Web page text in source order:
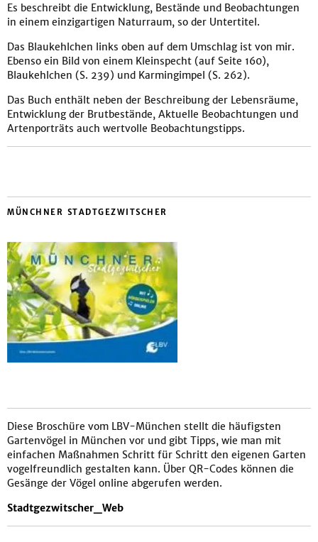
Es beschreibt die Entwicklung, Bestände und Beobachtungen
in einem einzigartigen Naturraum, so der Untertitel.
Das Blaukehlchen links oben auf dem Umschlag ist von mir.
Ebenso ein Bild von einem Kleinspecht (auf Seite 160),
Blaukehlchen (S. 239) und Karmingimpel (S. 262).
Das Buch enthält neben der Beschreibung der Lebensräume,
Entwicklung der Brutbestände, Aktuelle Beobachtungen und
Artenporträts auch wertvolle Beobachtungstipps.
MÜNCHNER STADTGEZWITSCHER
Diese Broschüre vom LBV-München stellt die häufigsten
Gartenvögel in München vor und gibt Tipps, wie man mit
einfachen Maßnahmen Schritt für Schritt den eigenen Garten
vogelfreundlich gestalten kann. Über QR-Codes können die
Gesänge der Vögel online abgerufen werden.
Stadtgezwitscher_Web